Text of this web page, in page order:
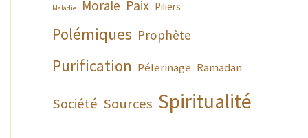
Maladie Morale Paix Piliers
Polémiques Prophète
Purification Pélerinage Ramadan
Société Sources Spiritualité